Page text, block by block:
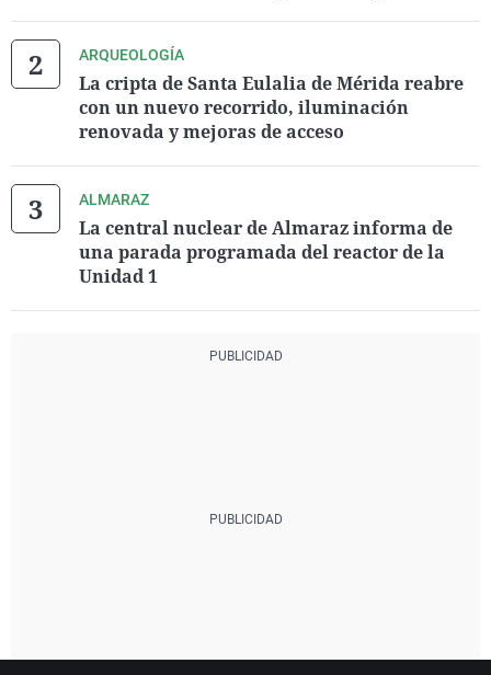
ARQUEOLOGÍA
La cripta de Santa Eulalia de Mérida reabre
con un nuevo recorrido, iluminación
renovada y mejoras de acceso
ALMARAZ
La central nuclear de Almaraz informa de
una parada programada del reactor de la
Unidad 1